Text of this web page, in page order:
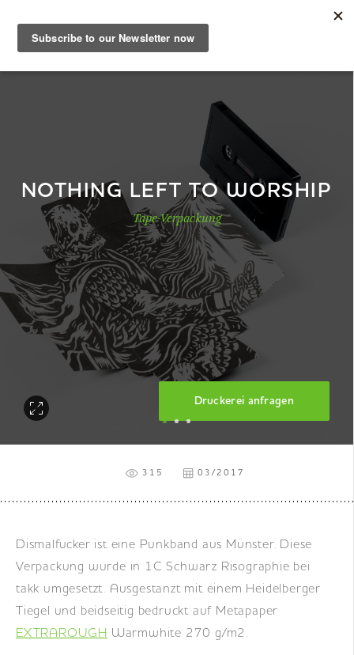
Papiere
Production
Wissen
DE|EN|FR
Druckerei anfragen
NOTHING LEFT TO WORSHIP
Tape-Verpackung
315 03/2017
Dismalfucker ist eine Punkband aus Münster. Diese
Verpackung wurde in 1C Schwarz Risographie bei
takk umgesetzt. Ausgestanzt mit einem Heidelberger
Tiegel und beidseitig bedruckt auf Metapaper
EXTRAROUGH Warmwhite 270 g/m2.